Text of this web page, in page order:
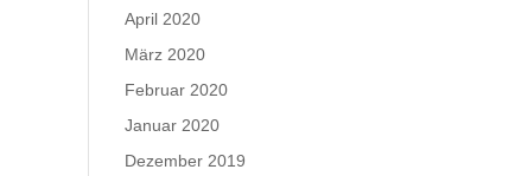
April 2020
März 2020
Februar 2020
Januar 2020
Dezember 2019